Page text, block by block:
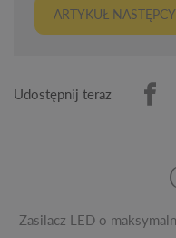
ARTYKUŁ NASTĘPCY
Udostępnij teraz
Zasilacz LED o